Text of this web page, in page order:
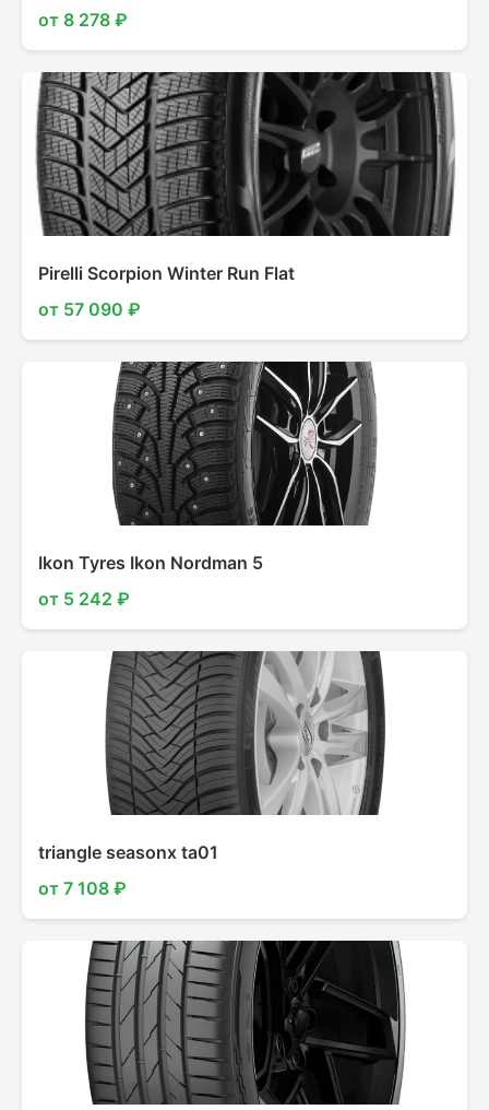
от 8 278 ₽
Pirelli Scorpion Winter Run Flat
от 57 090 ₽
Ikon Tyres Ikon Nordman 5
от 5 242 ₽
triangle seasonx ta01
от 7 108 ₽